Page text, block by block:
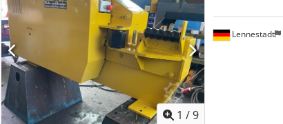
1 /9
Lennestadt